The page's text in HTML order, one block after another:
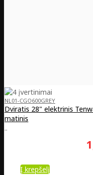
NL01-CGO600GREY
Dviratis 28" elektrinis
matinis
..
Į krepšelį